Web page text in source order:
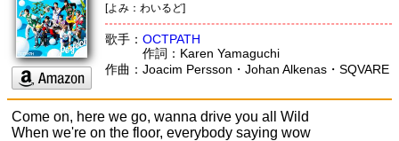
[よみ：わいるど]
歌手： OCTPATH
作詞：Karen Yamaguchi
作曲：Joacim Persson・Johan Alkenas・SQVARE
Come on, here we go, wanna drive you all Wild
When we're on the floor, everybody saying wow